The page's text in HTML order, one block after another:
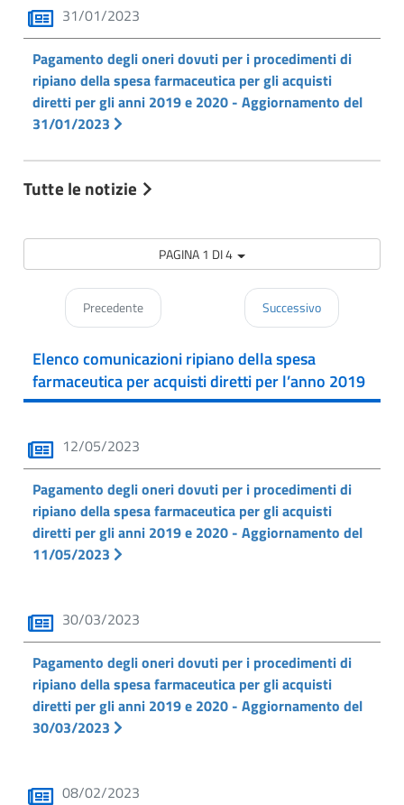
31/01/2023
Pagamento degli oneri dovuti per i procedimenti di
ripiano della spesa farmaceutica per gli acquisti
diretti per gli anni 2019 e 2020 - Aggiornamento del
31/01/2023
Tutte le notizie
PAGINA 1 DI 4
Precedente Successivo
Elenco comunicazioni ripiano della spesa
farmaceutica per acquisti diretti per l’anno 2019
12/05/2023
Pagamento degli oneri dovuti per i procedimenti di
ripiano della spesa farmaceutica per gli acquisti
diretti per gli anni 2019 e 2020 - Aggiornamento del
11/05/2023
30/03/2023
Pagamento degli oneri dovuti per i procedimenti di
ripiano della spesa farmaceutica per gli acquisti
diretti per gli anni 2019 e 2020 - Aggiornamento del
30/03/2023
08/02/2023